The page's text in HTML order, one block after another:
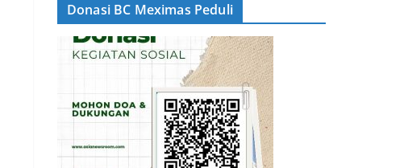
Donasi BC Meximas Peduli